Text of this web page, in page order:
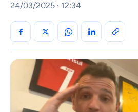
24/03/2025 · 12:34